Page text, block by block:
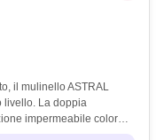
il mulinello ASTRAL
livello. La doppia
impermeabile color…